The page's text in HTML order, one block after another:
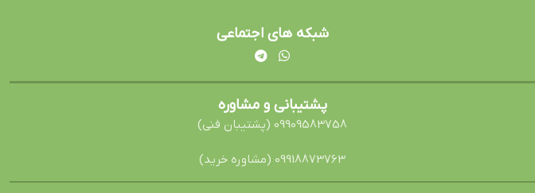
شبکه های اجتماعی
پشتیبانی و مشاوره
09909583758 (پشتیبان فنی)
09918873763 (مشاوره خرید)